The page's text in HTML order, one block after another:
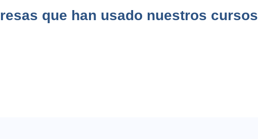
que han usado nuestros cursos